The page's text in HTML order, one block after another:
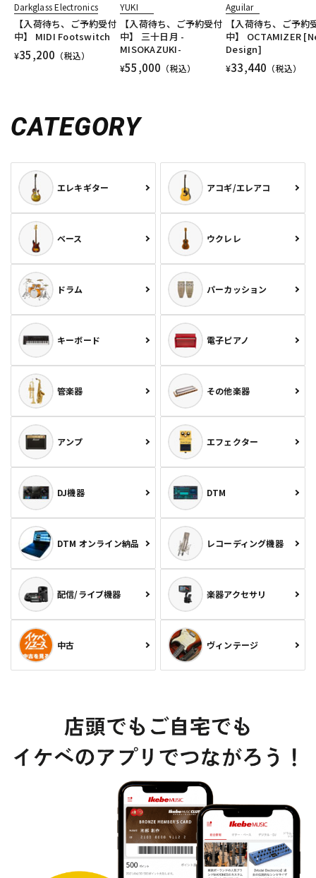
Darkglass Electronics
【入荷待ち、ご予約受付
中】 MIDI Footswitch
¥35,200 （税込）
YUKI
【入荷待ち、ご予約受付
中】 三十日月 -
MISOKAZUKI-
¥55,000 （税込）
Aguilar
【入荷待ち、ご予約
中】 OCTAMIZER
Design]
¥33,440 （税込）
CATEGORY
エレキギター アコギ/エレアコ
ベース ウクレレ
ドラム パーカッション
キーボード 電子ピアノ
管楽器 その他楽器
アンプ エフェクター
DJ機器 DTM
DTM オンライン納品 レコーディング機器
配信/ライブ機器 楽器アクセサリ
中古 ヴィンテージ